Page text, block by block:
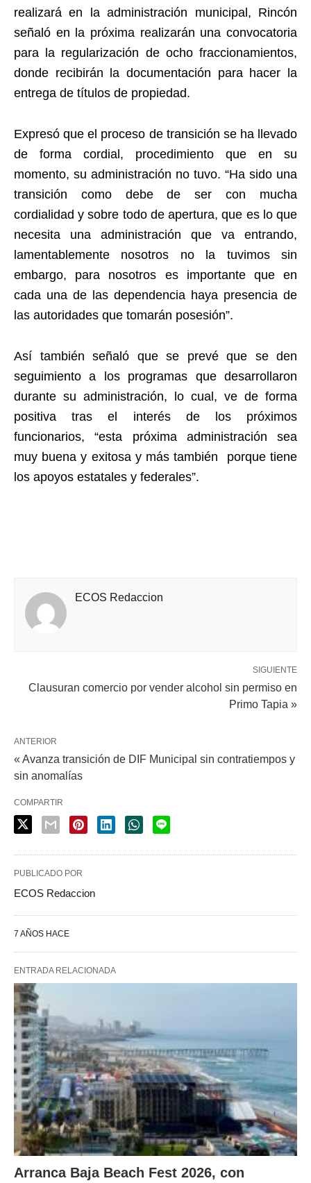
realizará en la administración municipal, Rincón
señaló en la próxima realizarán una convocatoria
para la regularización de ocho fraccionamientos,
donde recibirán la documentación para hacer la
entrega de títulos de propiedad.
Expresó que el proceso de transición se ha llevado
de forma cordial, procedimiento que en su
momento, su administración no tuvo. “Ha sido una
transición como debe de ser con mucha
cordialidad y sobre todo de apertura, que es lo que
necesita una administración que va entrando,
lamentablemente nosotros no la tuvimos sin
embargo, para nosotros es importante que en
cada una de las dependencia haya presencia de
las autoridades que tomarán posesión”.
Así también señaló que se prevé que se den
seguimiento a los programas que desarrollaron
durante su administración, lo cual, ve de forma
positiva tras el interés de los próximos
funcionarios, “esta próxima administración sea
muy buena y exitosa y más también porque tiene
los apoyos estatales y federales”.
ECOS Redaccion
SIGUIENTE
Clausuran comercio por vender alcohol sin permiso en
Primo Tapia »
ANTERIOR
« Avanza transición de DIF Municipal sin contratiempos y
sin anomalías
COMPARTIR
PUBLICADO POR
ECOS Redaccion
7 AÑOS HACE
ENTRADA RELACIONADA
Arranca Baja Beach Fest 2026, con